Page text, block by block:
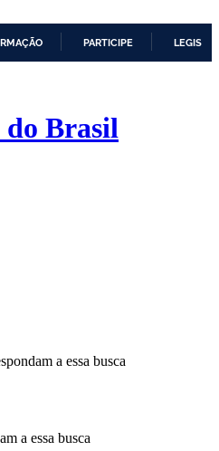
CONTEÚDO
PARTICIPE
Brasil
a essa busca
a essa busca